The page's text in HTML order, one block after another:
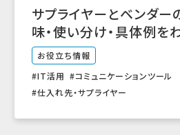
サプライヤーとベンダー
味・使い分け・具体例を
お役立ち情報
IT活用
コミュニケーションツール
仕入れ先・サプライヤー